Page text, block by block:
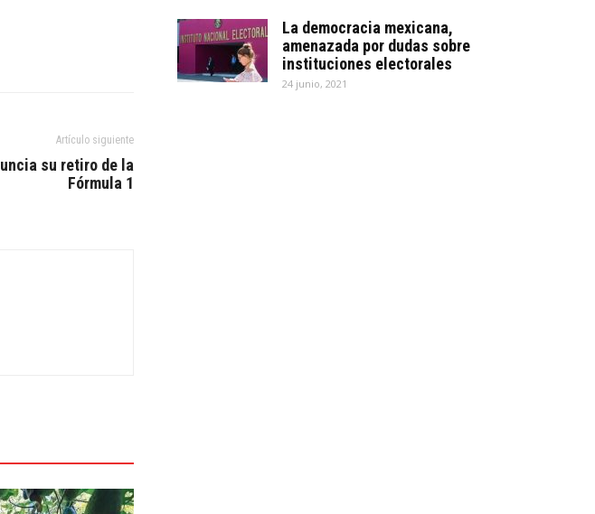
Artículo siguiente
su retiro de la
Fórmula 1
La democracia mexicana,
amenazada por dudas sobre
instituciones electorales
24 junio, 2021